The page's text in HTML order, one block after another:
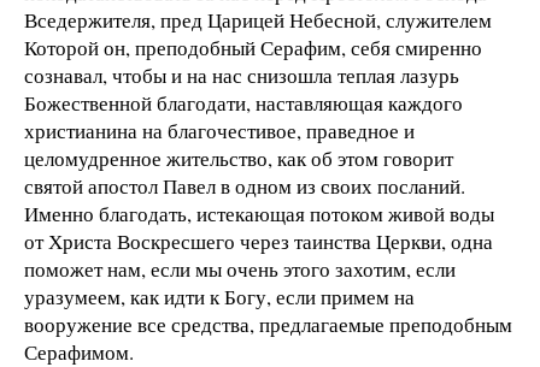
Вседержителя, пред Царицей Небесной, служителем
Которой он, преподобный Серафим, себя смиренно
сознавал, чтобы и на нас снизошла теплая лазурь
Божественной благодати, наставляющая каждого
христианина на благочестивое, праведное и
целомудренное жительство, как об этом говорит
святой апостол Павел в одном из своих посланий.
Именно благодать, истекающая потоком живой воды
от Христа Воскресшего через таинства Церкви, одна
поможет нам, если мы очень этого захотим, если
уразумеем, как идти к Богу, если примем на
вооружение все средства, предлагаемые преподобным
Серафимом.